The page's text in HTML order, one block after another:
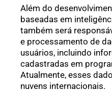
Além do
baseadas em
também será
e processamento de
usuários, incluindo
cadastradas em
Atualmente, esses
nuvens internacionais.